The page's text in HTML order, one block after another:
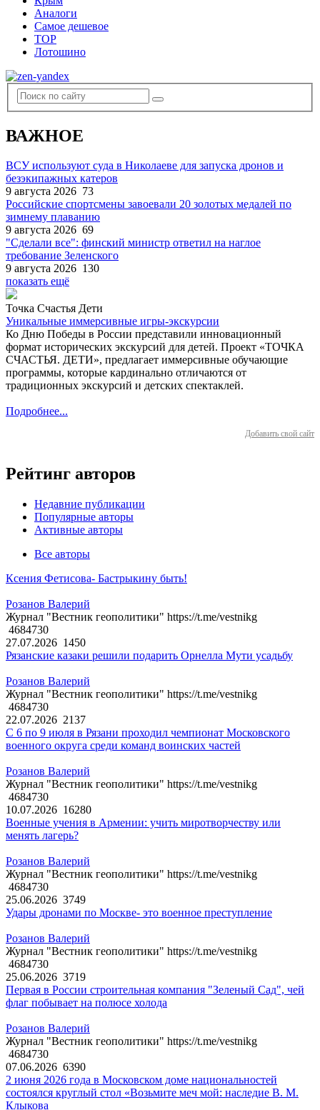
Аналоги
Самое дешевое
TOP
Лотошино
ВАЖНОЕ
ВСУ используют суда в Николаеве для запуска дронов и
безэкипажных катеров
9 августа 2026 73
Российские спортсмены завоевали 20 золотых медалей по
зимнему плаванию
9 августа 2026 69
"Сделали все": финский министр ответил на наглое
требование Зеленского
9 августа 2026 130
показать ещё
Точка Счастья Дети
Уникальные иммерсивные игры-экскурсии
Ко Дню Победы в России представили инновационный
формат исторических экскурсий для детей. Проект «ТОЧКА
СЧАСТЬЯ. ДЕТИ», предлагает иммерсивные обучающие
программы, которые кардинально отличаются от
традиционных экскурсий и детских спектаклей.
Подробнее...
Добавить свой сайт
Рейтинг авторов
Недавние публикации
Популярные авторы
Активные авторы
Все авторы
Ксения Фетисова- Бастрыкину быть!
Розанов Валерий
Журнал "Вестник геополитики" https://t.me/vestnikg
4684730
27.07.2026 1450
Рязанские казаки решили подарить Орнелла Мути усадьбу
Розанов Валерий
Журнал "Вестник геополитики" https://t.me/vestnikg
4684730
22.07.2026 2137
С 6 по 9 июля в Рязани проходил чемпионат Московского
военного округа среди команд воинских частей
Розанов Валерий
Журнал "Вестник геополитики" https://t.me/vestnikg
4684730
10.07.2026 16280
Военные учения в Армении: учить миротворчеству или
менять лагерь?
Розанов Валерий
Журнал "Вестник геополитики" https://t.me/vestnikg
4684730
25.06.2026 3749
Удары дронами по Москве- это военное преступление
Розанов Валерий
Журнал "Вестник геополитики" https://t.me/vestnikg
4684730
25.06.2026 3719
Первая в России строительная компания "Зеленый Сад", чей
флаг побывает на полюсе холода
Розанов Валерий
Журнал "Вестник геополитики" https://t.me/vestnikg
4684730
07.06.2026 6390
2 июня 2026 года в Московском доме национальностей
состоялся круглый стол «Возьмите меч мой: наследие В. М.
Клыкова